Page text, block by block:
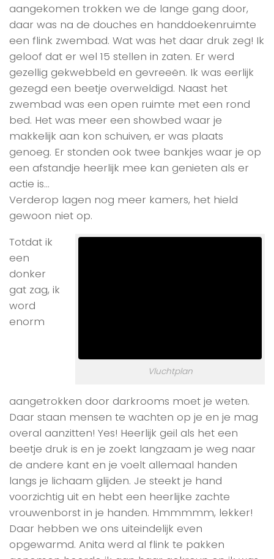
aangekomen trokken we de lange gang door,
daar was na de douches en handdoekenruimte
een flink zwembad. Wat was het daar druk zeg! Ik
geloof dat er wel 15 stellen in zaten. Er werd
gezellig gekwebbeld en gevreeën. Ik was eerlijk
gezegd een beetje overweldigd. Naast het
zwembad was een open ruimte met een rond
bed. Het was meer een showbed waar je
makkelijk aan kon schuiven, er was plaats
genoeg. Er stonden ook twee bankjes waar je op
een afstandje heerlijk mee kan genieten als er
actie is…
Verderop lagen nog meer kamers, het hield
gewoon niet op.
Vluchtplan
Totdat ik
een
donker
gat zag, ik
word
enorm
aangetrokken door darkrooms moet je weten.
Daar staan mensen te wachten op je en je mag
overal aanzitten! Yes! Heerlijk geil als het een
beetje druk is en je zoekt langzaam je weg naar
de andere kant en je voelt allemaal handen
langs je lichaam glijden. Je steekt je hand
voorzichtig uit en hebt een heerlijke zachte
vrouwenborst in je handen. Hmmmmm, lekker!
Daar hebben we ons uiteindelijk even
opgewarmd. Anita werd al flink te pakken